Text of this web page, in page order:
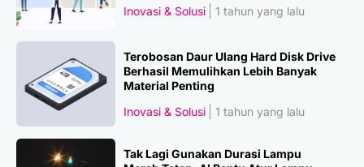
Inovasi & Solusi 1 tahun yang lalu
Terobosan Daur Ulang Hard Disk Drive
Berhasil Memulihkan Lebih Banyak
Material Penting
Inovasi & Solusi
1 tahun yang lalu
Tak Lagi Gunakan Durasi Lampu